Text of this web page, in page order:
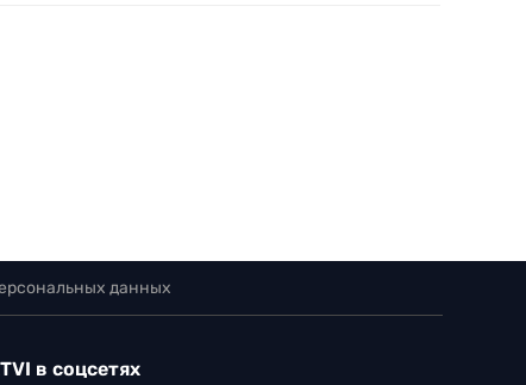
данных
в соцсетях